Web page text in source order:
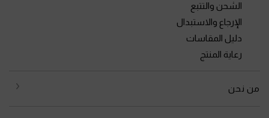
الشحن والتتبع
الإرجاع والاستبدال
دليل المقاسات
رعاية المنتج
من نحن